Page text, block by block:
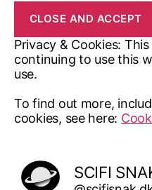
Privacy & Cookies:
continuing to use this
use.
To find out more,
cookies, see here:
SCIFI